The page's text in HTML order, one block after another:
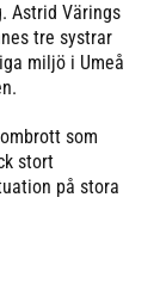
Astrid Värings
tre systrar
miljö i Umeå
som
stort
på stora